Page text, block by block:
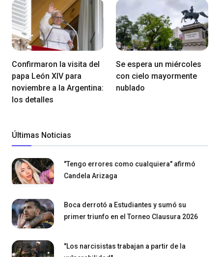
Confirmaron la visita del
papa León XIV para
noviembre a la Argentina:
los detalles
Se espera un miércoles
con cielo mayormente
nublado
Últimas Noticias
"Tengo errores como cualquiera" afirmó
Candela Arizaga
Boca derrotó a Estudiantes y sumó su
primer triunfo en el Torneo Clausura 2026
"Los narcisistas trabajan a partir de la